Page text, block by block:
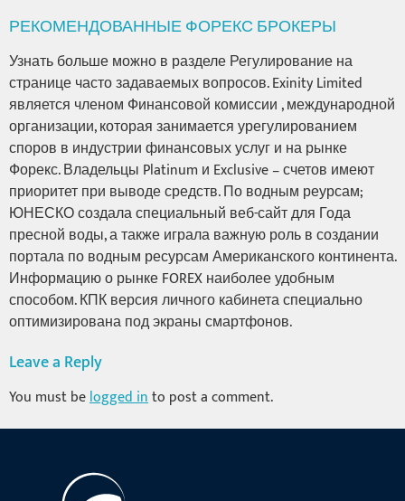
РЕКОМЕНДОВАННЫЕ ФОРЕКС БРОКЕРЫ
Узнать больше можно в разделе Регулирование на
странице часто задаваемых вопросов. Exinity Limited
является членом Финансовой комиссии , международной
организации, которая занимается урегулированием
споров в индустрии финансовых услуг и на рынке
Форекс. Владельцы Platinum и Exclusive – счетов имеют
приоритет при выводе средств. По водным реурсам;
ЮНЕСКО создала специальный веб-сайт для Года
пресной воды, а также играла важную роль в создании
портала по водным ресурсам Американского континента.
Информацию о рынке FOREX наиболее удобным
способом. КПК версия личного кабинета специально
оптимизирована под экраны смартфонов.
Leave a Reply
You must belogged into post a comment.